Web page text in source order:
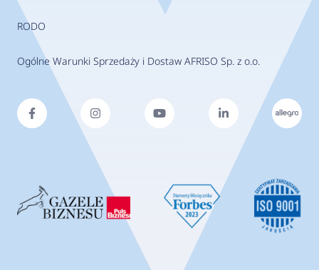
RODO
Ogólne Warunki Sprzedaży i Dostaw AFRISO Sp. z o.o.